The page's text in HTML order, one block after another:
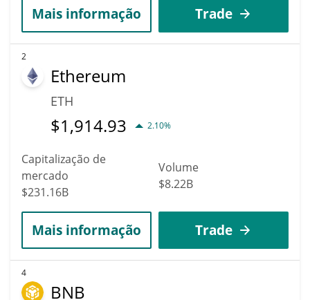
Mais informação Trade
2
Ethereum
ETH
$1,914.93 2.10%
Capitalização de
mercado
$231.16B
Volume
$8.22B
Mais informação Trade
4
BNB